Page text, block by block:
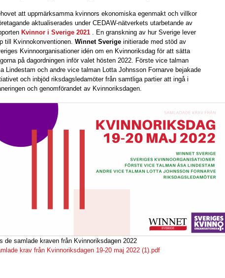
att uppmärksamma kvinnors ekonomiska egenmakt och villkor
aktualiserades under CEDAW-nätverkets utarbetande av
Kvinnor i Sverige 2021 . En granskning av hur Sverige lever
till Kvinnokonventionen. Winnet Sverige initierade med stöd av
Kvinnoorganisationer idén om en Kvinnoriksdag för att sätta
på dagordningen inför valet hösten 2022. Förste vice talman
Lindestam och andre vice talman Lotta Johnsson Fornarve bejakade
och inbjöd riksdagsledamöter från samtliga partier att ingå i
och genomförandet av Kvinnoriksdagen.
de samlade kraven från Kvinnoriksdagen 2022
krav från Kvinnoriksdagen 19-20 maj 2022 (1).pdf